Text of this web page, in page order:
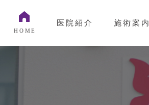
HOME
医院紹介 施術案内
お身体のお悩み